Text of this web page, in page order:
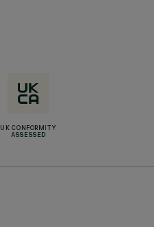
UK CONFORMITY
ASSESSED